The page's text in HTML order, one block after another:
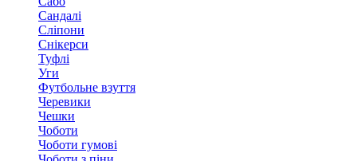
Сандалі
Сліпони
Снікерси
Туфлі
Уги
Футбольне взуття
Черевики
Чешки
Чоботи
Чоботи гумові